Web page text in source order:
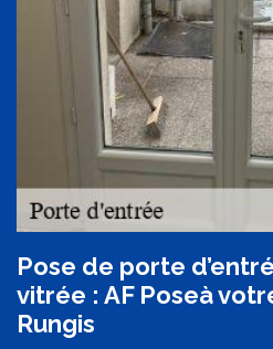
Pose de porte
vitrée : AF Poseà
Rungis